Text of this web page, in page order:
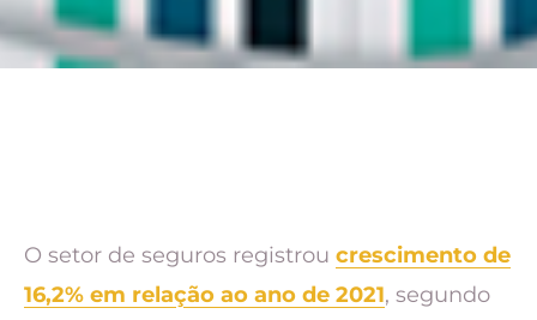
O setor de seguros registrou crescimento de
16,2% em relação ao ano de 2021, segundo